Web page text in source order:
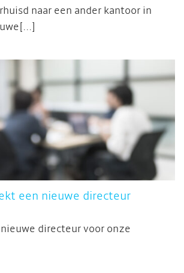
naar een ander kantoor in
een nieuwe directeur
directeur voor onze